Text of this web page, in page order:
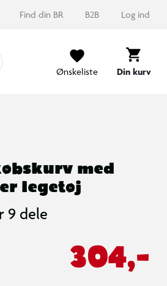
Find din BR B2B Log ind
Ønskeliste
Din kurv
med
legetøj
9 dele
304,-